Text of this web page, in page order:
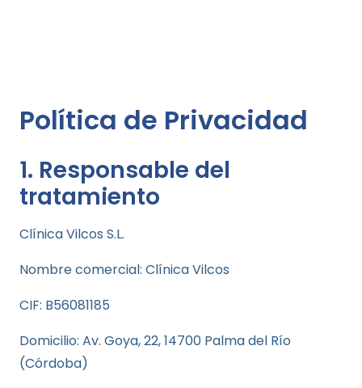
Política de Privacidad
1. Responsable del
tratamiento
Clínica Vilcos S.L.
Nombre comercial: Clínica Vilcos
CIF: B56081185
Domicilio: Av. Goya, 22, 14700 Palma del Río
(Córdoba)